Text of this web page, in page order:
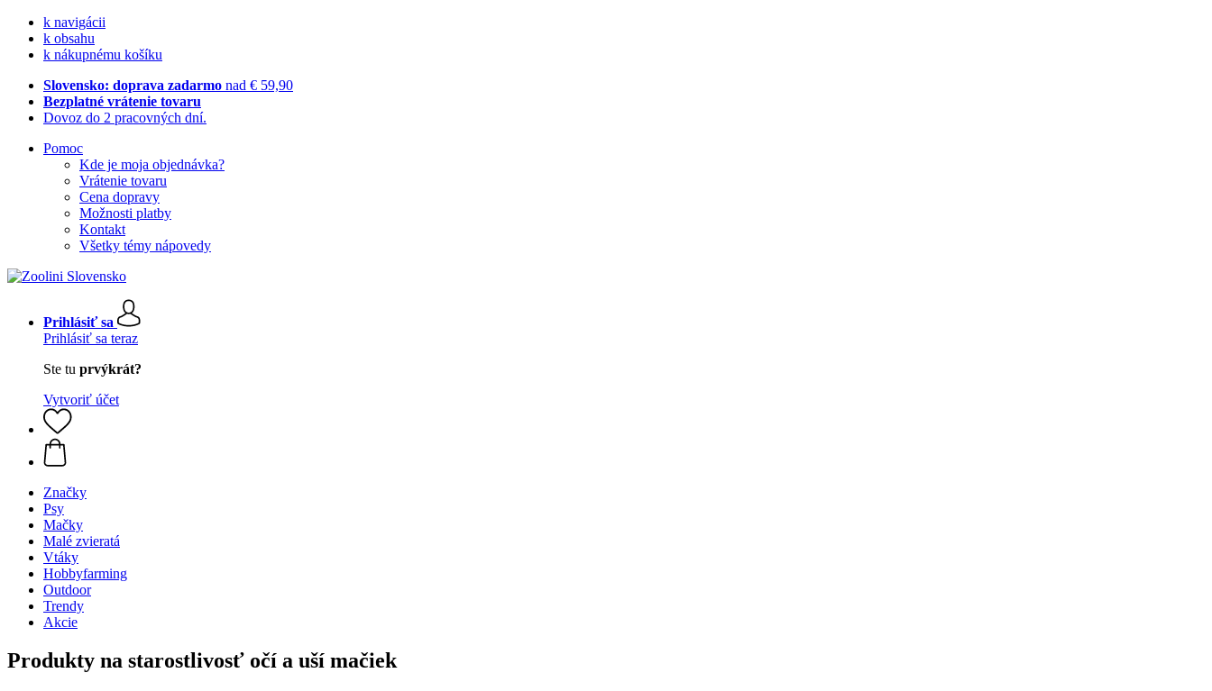
k navigácii
k obsahu
k nákupnému košíku
Slovensko: doprava zadarmo nad € 59,90
Bezplatné vrátenie tovaru
Dovoz do 2 pracovných dní.
Pomoc
Kde je moja objednávka?
Vrátenie tovaru
Cena dopravy
Možnosti platby
Kontakt
Všetky témy nápovedy
Prihlásiť sa
Prihlásiť sa teraz
Ste tu prvýkrát?
Vytvoriť účet
Značky
Psy
Mačky
Malé zvieratá
Vtáky
Hobbyfarming
Outdoor
Trendy
Akcie
Produkty na starostlivosť očí a uší mačiek